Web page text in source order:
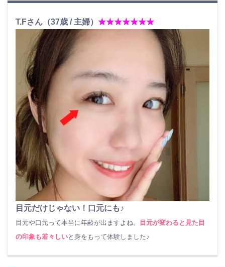
T.Fさん（37歳 / 主婦） ★★★★★★★
目元だけじゃない！口元にも♪
目元や口元って本当に年齢が出ますよね。
目元が変わると見た目
の印象も若々しいと身をもって体験しました♪